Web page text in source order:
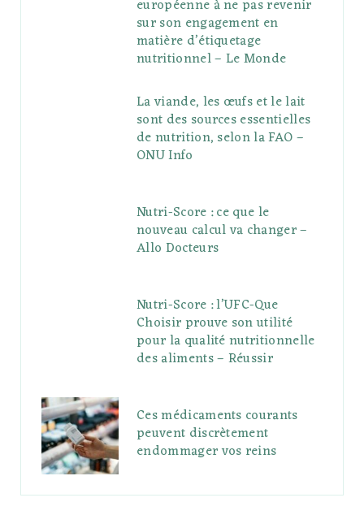
européenne à ne pas revenir
sur son engagement en
matière d’étiquetage
nutritionnel – Le Monde
La viande, les œufs et le lait
sont des sources essentielles
de nutrition, selon la FAO –
ONU Info
Nutri-Score : ce que le
nouveau calcul va changer –
Allo Docteurs
Nutri-Score : l’UFC-Que
Choisir prouve son utilité
pour la qualité nutritionnelle
des aliments – Réussir
Ces médicaments courants
peuvent discrètement
endommager vos reins